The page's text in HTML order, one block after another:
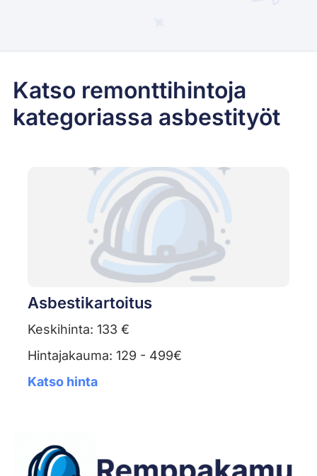
Katso remonttihintoja
kategoriassa asbestityöt
Asbestikartoitus
Keskihinta: 133 €
Hintajakauma: 129 - 499€
Katso hinta